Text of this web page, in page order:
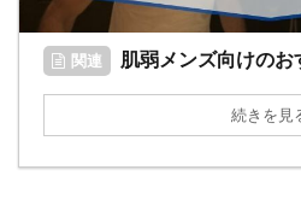
関連 肌弱メンズ向けの
続きを見